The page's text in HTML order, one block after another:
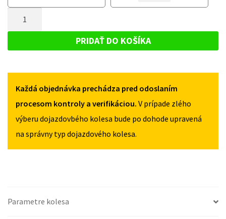
MITSUBISHI
OD
115/70R15
OD
2013
MITSUBISHI
2013
115/70R15
4X100
PRIDAŤ DO KOŠÍKA
Každá objednávka prechádza pred odoslaním
procesom kontroly a verifikáciou. V prípade zlého
výberu dojazdovbého kolesa bude po dohode upravená
na správny typ dojazdového kolesa.
Parametre kolesa